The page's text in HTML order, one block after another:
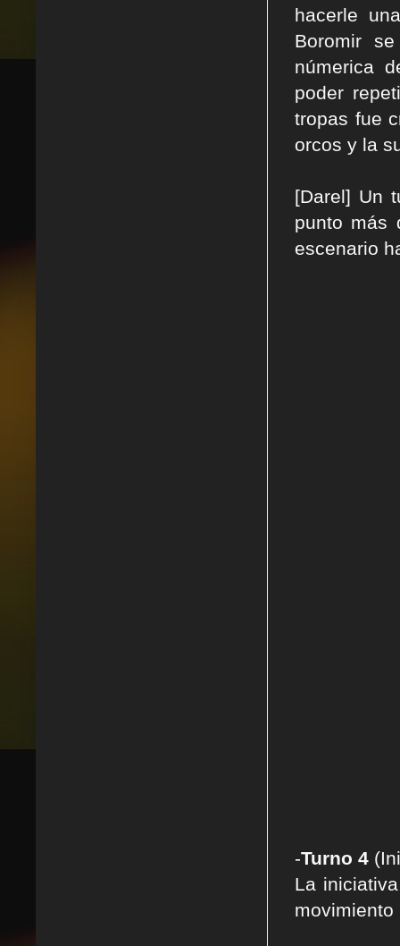
hacerle
Boromir
númerica
poder
tropas fue
orcos y la
[Darel] Un
punto más
escenario
-Turno 4
La
movimiento